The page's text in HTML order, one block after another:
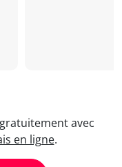
avec
en ligne.